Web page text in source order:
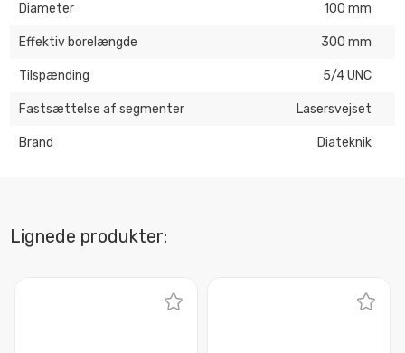
Diameter 100 mm
Effektiv borelængde 300 mm
Tilspænding 5/4 UNC
Fastsættelse af segmenter Lasersvejset
Brand Diateknik
Lignede produkter: